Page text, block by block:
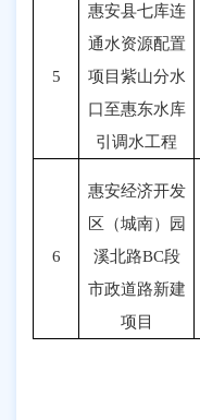
5
惠安县七库连
通水资源配置
项目紫山分水
口至惠东水库
引调水工程
6
惠安经济开发
区（城南）园
溪北路BC段
市政道路新建
项目